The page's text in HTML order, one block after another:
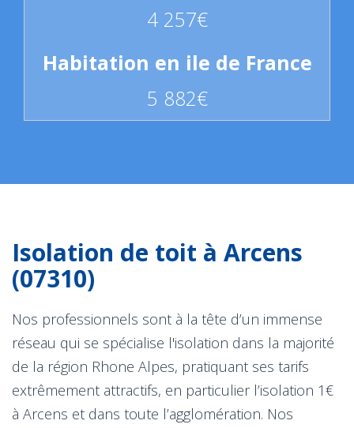
4 257€
5 882€
Isolation de toit à Arcens
(07310)
Nos professionnels sont à la tête d’un immense
réseau qui se spécialise l'isolation dans la majorité
de la région Rhone Alpes, pratiquant ses tarifs
extrêmement attractifs, en particulier l’isolation 1€
à Arcens et dans toute l’agglomération. Nos